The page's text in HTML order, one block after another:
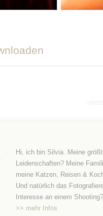
Hi, ich bin Silvia. Meine
Leidenschaften? Meine
meine Katzen, Reisen &
Und natürlich das
Interesse an einem Shooting?
>> mehr Infos